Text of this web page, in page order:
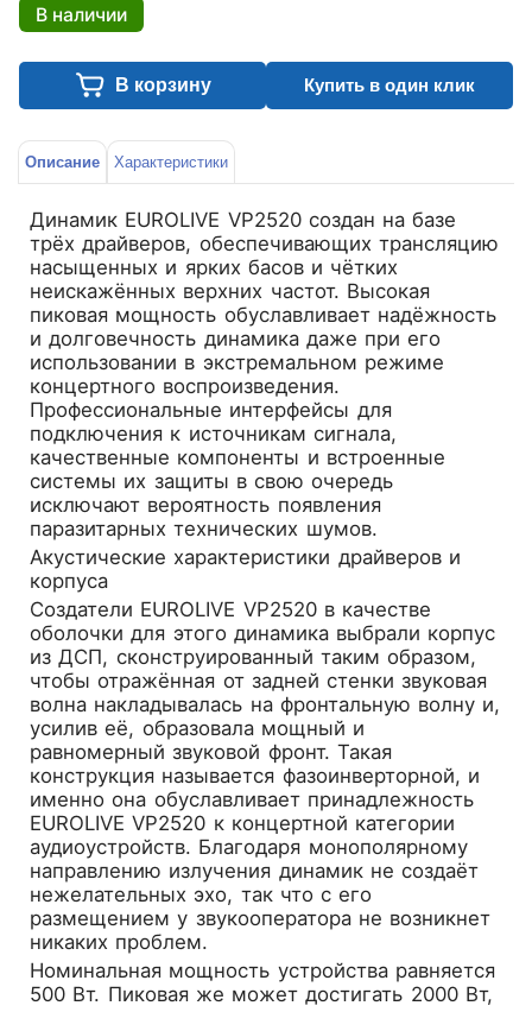
В наличии
В корзину Купить в один клик
Описание Характеристики
Динамик EUROLIVE VP2520 создан на базе
трёх драйверов, обеспечивающих трансляцию
насыщенных и ярких басов и чётких
неискажённых верхних частот. Высокая
пиковая мощность обуславливает надёжность
и долговечность динамика даже при его
использовании в экстремальном режиме
концертного воспроизведения.
Профессиональные интерфейсы для
подключения к источникам сигнала,
качественные компоненты и встроенные
системы их защиты в свою очередь
исключают вероятность появления
паразитарных технических шумов.
Акустические характеристики драйверов и
корпуса
Создатели EUROLIVE VP2520 в качестве
оболочки для этого динамика выбрали корпус
из ДСП, сконструированный таким образом,
чтобы отражённая от задней стенки звуковая
волна накладывалась на фронтальную волну и,
усилив её, образовала мощный и
равномерный звуковой фронт. Такая
конструкция называется фазоинверторной, и
именно она обуславливает принадлежность
EUROLIVE VP2520 к концертной категории
аудиоустройств. Благодаря монополярному
направлению излучения динамик не создаёт
нежелательных эхо, так что с его
размещением у звукооператора не возникнет
никаких проблем.
Номинальная мощность устройства равняется
500 Вт. Пиковая же может достигать 2000 Вт,